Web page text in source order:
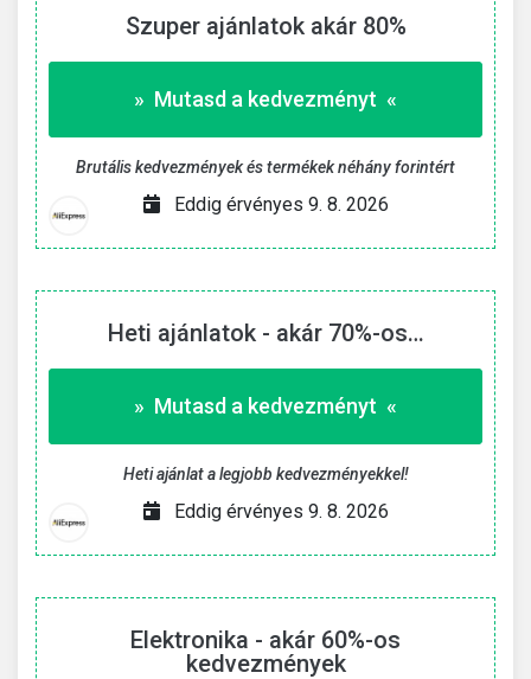
Szuper ajánlatok akár 80%
» Mutasd a kedvezményt «
Brutális kedvezmények és termékek néhány forintért
Eddig érvényes 9. 8. 2026
Heti ajánlatok - akár 70%-os…
» Mutasd a kedvezményt «
Heti ajánlat a legjobb kedvezményekkel!
Eddig érvényes 9. 8. 2026
Elektronika - akár 60%-os
kedvezmények